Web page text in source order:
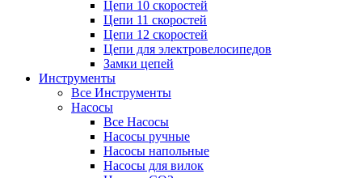
Цепи 10 скоростей
Цепи 11 скоростей
Цепи 12 скоростей
Цепи для электровелосипедов
Замки цепей
Инструменты
Все Инструменты
Насосы
Все Насосы
Насосы ручные
Насосы напольные
Насосы для вилок